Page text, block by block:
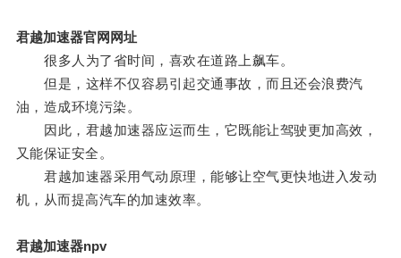
君越加速器官网网址
很多人为了省时间，喜欢在道路上飙车。
但是，这样不仅容易引起交通事故，而且还会浪费汽
油，造成环境污染。
因此，君越加速器应运而生，它既能让驾驶更加高效，
又能保证安全。
君越加速器采用气动原理，能够让空气更快地进入发动
机，从而提高汽车的加速效率。
君越加速器npv